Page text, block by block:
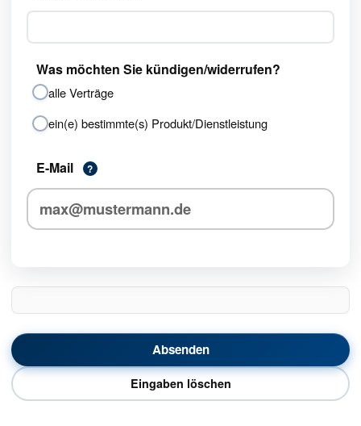
Was möchten Sie kündigen/widerrufen?
alle Verträge
ein(e) bestimmte(s) Produkt/Dienstleistung
E-Mail ?
Eingaben löschen
Absenden